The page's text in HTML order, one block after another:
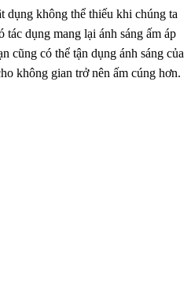
dụng không thể thiếu khi chúng ta
dụng mang lại ánh sáng ấm áp
cũng có thể tận dụng ánh sáng của
không gian trở nên ấm cúng hơn.